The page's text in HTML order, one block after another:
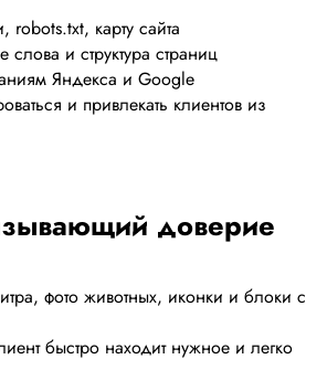
robots.txt, карту сайта
и структура страниц
Яндекса и Google
и привлекать клиентов из
доверие
фото животных, иконки и блоки с
быстро находит нужное и легко